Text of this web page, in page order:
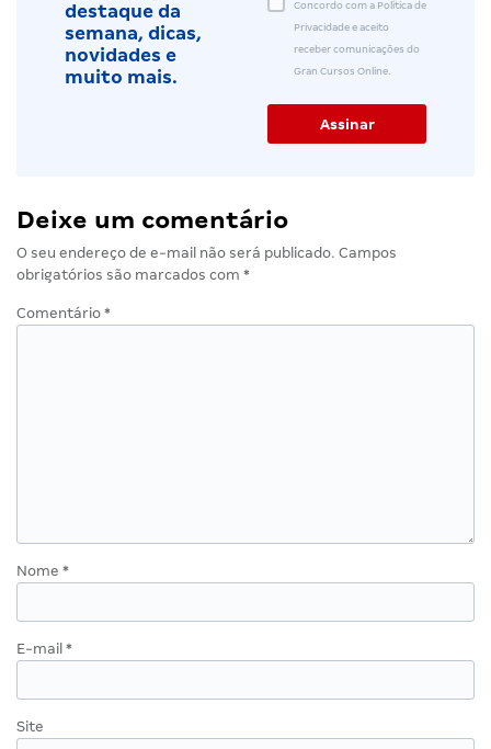
destaque da
semana, dicas,
novidades e
muito mais.
Concordo com a Política de
Privacidade e aceito
receber comunicações do
Gran Cursos Online.
Deixe um comentário
O seu endereço de e-mail não será publicado. Campos
obrigatórios são marcados com *
Comentário *
Nome *
E-mail *
Site